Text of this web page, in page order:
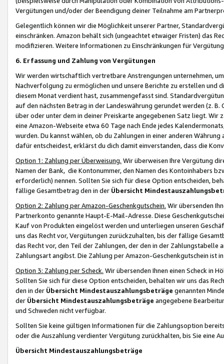
Vergütungen und/oder der Beendigung deiner Teilnahme am
Gelegentlich können wir die Möglichkeit unserer Partner,
einschränken. Amazon behält sich (ungeachtet etwaiger Fristen) das
modifizieren. Weitere Informationen zu Einschränkungen für
6. Erfassung und Zahlung von Vergütungen
Wir werden wirtschaftlich vertretbare Anstrengungen unternehmen,
Nachverfolgung zu ermöglichen und unsere Berichte zu erstellen und
diesem Monat verdient hast, zusammengefasst sind.
auf den nächsten Betrag in der Landeswährung gerundet werden (z.
über oder unter dem in deiner Preiskarte angegebenen Satz liegt.
eine Amazon-Webseite etwa 60 Tage nach Ende jedes
wurden. Du kannst wählen, ob du Zahlungen in einer anderen
dafür entscheidest, erklärst du dich damit einverstanden, dass die
Option 1: Zahlung per Überweisung. Wir überweisen Ihre Vergütung
Namen der Bank, die Kontonummer, den Namen des Kontoinhabers
erforderlich) nennen. Sollten Sie sich für diese Option entscheiden,
fällige Gesamtbetrag den in der Übersicht
Option 2: Zahlung per Amazon-Geschenkgutschein. Wir übersenden
Partnerkonto genannte Haupt-E-Mail-Adresse. Diese
Kauf von Produkten eingelöst werden und unterliegen unseren
uns das Recht vor, Vergütungen zurückzuhalten, bis der fällige
das Recht vor, den Teil der Zahlungen, der den in der
Zahlungsart angibst. Die Zahlung per Amazon-Geschenkgutschein ist
Option 3: Zahlung per Scheck. Wir übersenden Ihnen einen Scheck in
Sollten Sie sich für diese Option entscheiden, behalten wir uns das
den in der Übersicht Mindestauszahlungsbeträge genannten
der Übersicht Mindestauszahlungsbeträge angegebene
und Schweden nicht verfügbar.
Sollten Sie keine gültigen Informationen für die Zahlungsoption
oder die Auszahlung verdienter Vergütung zurückhalten, bis Sie
Übersicht Mindestauszahlungsbeträge